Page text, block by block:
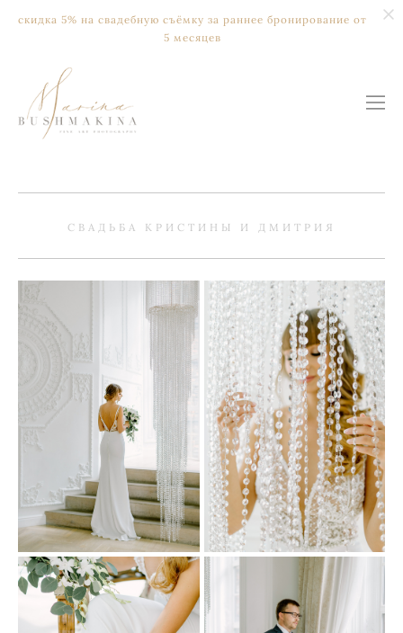
скидка 5% на свадебную съёмку за раннее бронирование от
5 месяцев
СВАДЬБА КРИСТИНЫ И ДМИТРИЯ